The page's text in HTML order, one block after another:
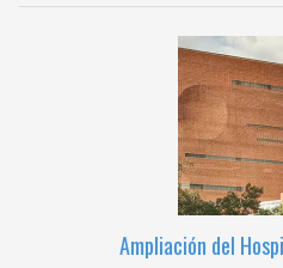
Ampliación del